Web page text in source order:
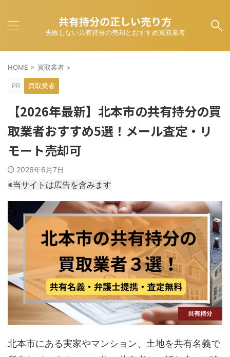
共有持分の正しい売り方
失敗しない共有持分の売却とおすすめ買取業者
HOME > 買取業者 >
PR 買取業者
【2026年最新】北本市の共有持分の買
取業者おすすめ5選！メール査定・リ
モート売却可
2026年6月7日
※当サイトは広告を含みます
北本市にある実家やマンション、土地を共有名義で